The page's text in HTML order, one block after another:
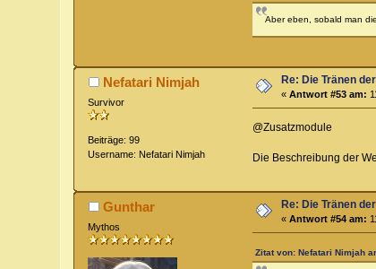
Aber eben, sobald man
Nefatari Nimjah
Survivor
Beiträge: 99
Username: Nefatari Nimjah
Re: Die Tränen
«Antwort #53 am:
@Zusatzmodule
Die Beschreibung der
Gunthar
Mythos
Re: Die Tränen
«Antwort #54 am:
Zitat von: Nefatari Nimjah